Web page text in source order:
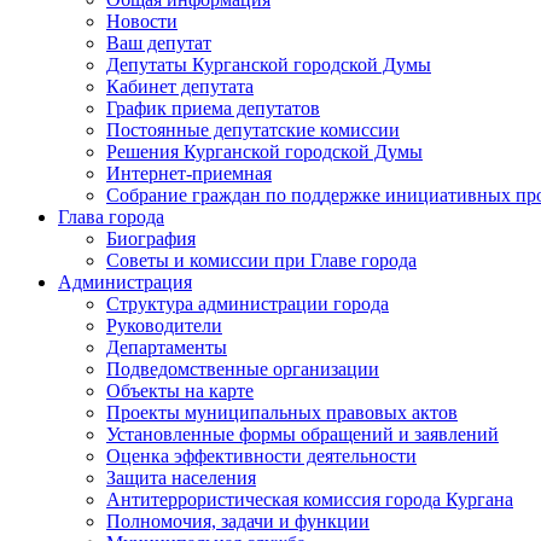
Новости
Ваш депутат
Депутаты Курганской городской Думы
Кабинет депутата
График приема депутатов
Постоянные депутатские комиссии
Решения Курганской городской Думы
Интернет-приемная
Собрание граждан по поддержке инициативных
Глава города
Биография
Советы и комиссии при Главе города
Администрация
Структура администрации города
Руководители
Департаменты
Подведомственные организации
Объекты на карте
Проекты муниципальных правовых актов
Установленные формы обращений и заявлений
Оценка эффективности деятельности
Защита населения
Антитеррористическая комиссия города Кургана
Полномочия, задачи и функции